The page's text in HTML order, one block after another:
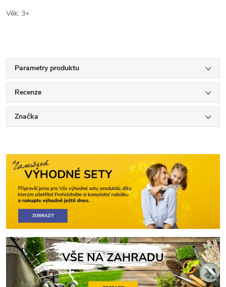
Věk: 3+
Parametry produktu
Recenze
Značka